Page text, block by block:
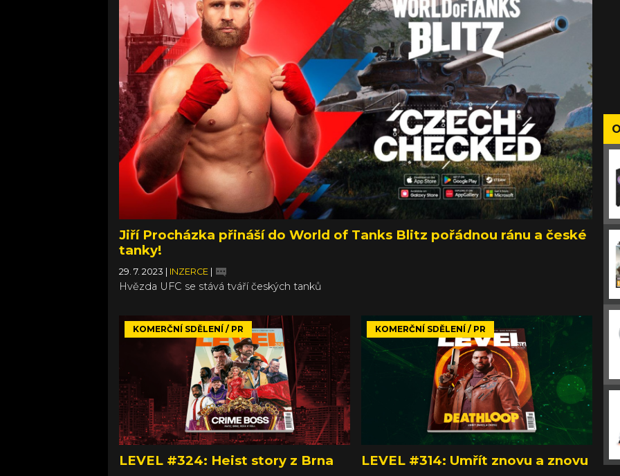
Jiří Procházka přináší do World of Tanks Blitz pořádnou ránu a české
tanky!
29. 7. 2023 | INZERCE |
Hvězda UFC se stává tváří českých tanků
KOMERČNÍ SDĚLENÍ / PR
LEVEL #324: Heist story z Brna
KOMERČNÍ SDĚLENÍ / PR
LEVEL #314: Umřít znovu a znovu